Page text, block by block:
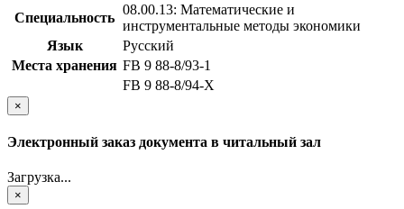
Специальность
08.00.13: Математические и
инструментальные методы экономики
Язык
Русский
Места хранения FB 9 88-8/93-1
FB 9 88-8/94-Х
×
Электронный заказ документа в читальный зал
Загрузка...
×